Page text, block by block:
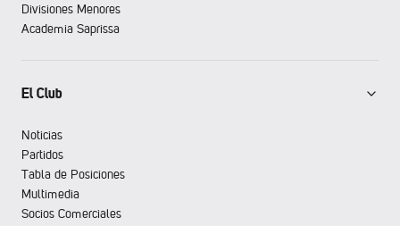
Divisiones Menores
Academia Saprissa
El Club
Noticias
Partidos
Tabla de Posiciones
Multimedia
Socios Comerciales